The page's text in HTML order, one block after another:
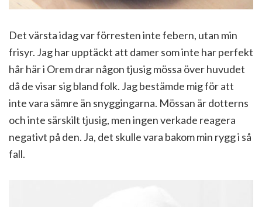
Det värsta idag var förresten inte febern, utan min
frisyr. Jag har upptäckt att damer som inte har perfekt
hår här i Orem drar någon tjusig mössa över huvudet
då de visar sig bland folk. Jag bestämde mig för att
inte vara sämre än snyggingarna. Mössan är dotterns
och inte särskilt tjusig, men ingen verkade reagera
negativt på den. Ja, det skulle vara bakom min rygg i så
fall.